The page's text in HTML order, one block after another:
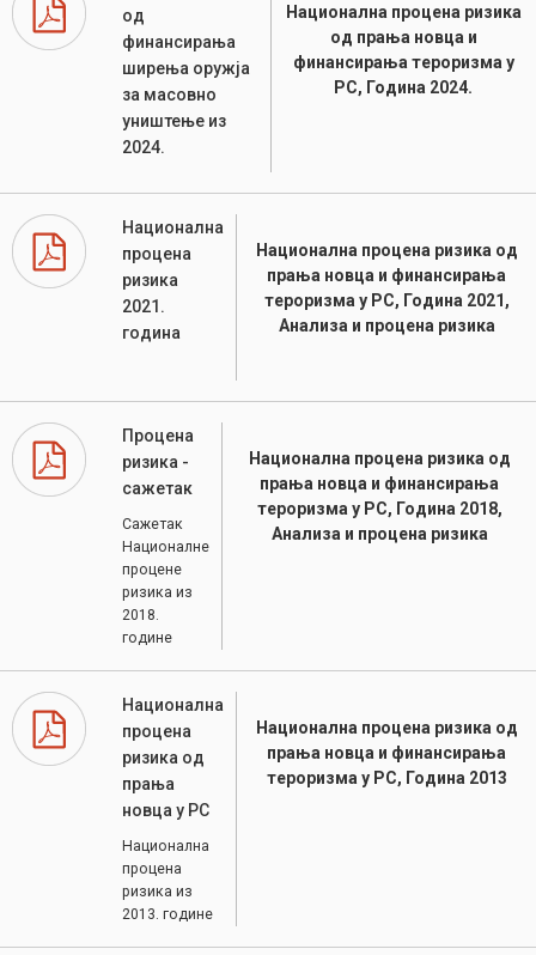
од
финансирања
ширења оружја
за масовно
уништење из
2024.
Национална процена ризика
од прања новца и
финансирања тероризма у
РС, Година 2024.
Национална
процена
ризика
2021.
година
Национална процена ризика од
прања новца и финансирања
тероризма у РС, Година 2021,
Анализа и процена ризика
Процена
ризика -
сажетак
Сажетак
Националне
процене
ризика из
2018.
године
Национална процена ризика од
прања новца и финансирања
тероризма у РС, Година 2018,
Анализа и процена ризика
Национална
процена
ризика од
прања
новца у РС
Национална
процена
ризика из
2013. године
Национална процена ризика од
прања новца и финансирања
тероризма у РС, Година 2013